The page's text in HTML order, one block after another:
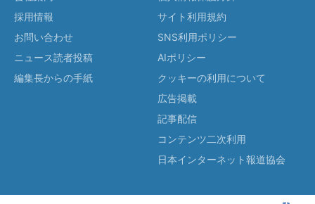
採用情報
お問い合わせ
ニュース読者投稿
編集長からの手紙
サイト利用規約
SNS利用ポリシー
AIポリシー
クッキーの利用について
広告掲載
記事配信
コンテンツ二次利用
日本インターネット報道協会